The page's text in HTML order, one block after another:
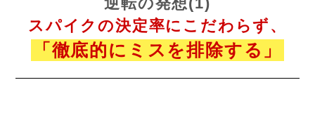
スパイクの決定率にこだわらず、
「徹底的にミスを排除する」